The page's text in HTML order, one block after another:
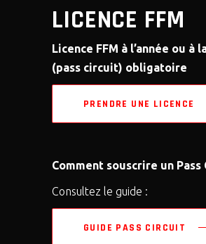
LICENCE FFM
Licence FFM à l’année ou à
(pass circuit) obligatoire
PRENDRE UNE LICENCE
Comment souscrire un Pass
Consultez le guide :
GUIDE PASS CIRCUIT